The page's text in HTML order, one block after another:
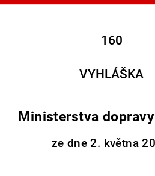
160
VYHLÁŠKA
Ministerstva
ze dne 2. května